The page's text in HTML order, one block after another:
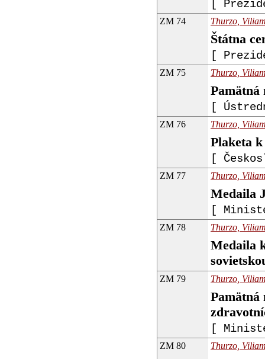
[
ZM 74 Thurzo,
Štátna
[
ZM 75 Thurzo,
[
ZM 76 Thurzo,
Plaketa
[
ZM 77 Thurzo,
Medaila
[
ZM 78 Thurzo,
Medaila
ZM 79 Thurzo,
Pamätná
[
ZM 80 Thurzo,